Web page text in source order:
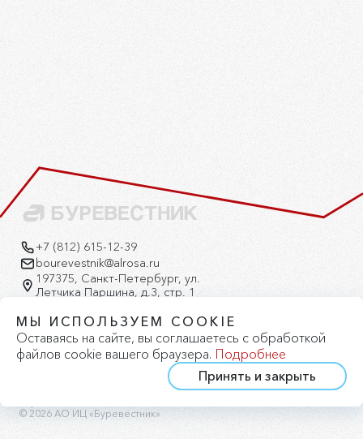
+7 (812) 615-12-39
bourevestnik@alrosa.ru
197375, Санкт-Петербург, ул.
Летчика Паршина, д.3, стр. 1
Политика конфиденциальности
© 2026 АО ИЦ «Буревестник»
МЫ ИСПОЛЬЗУЕМ COOKIE
Оставаясь на сайте, вы соглашаетесь с обработкой
файлов cookie вашего браузера. Подробнее
Принять и закрыть